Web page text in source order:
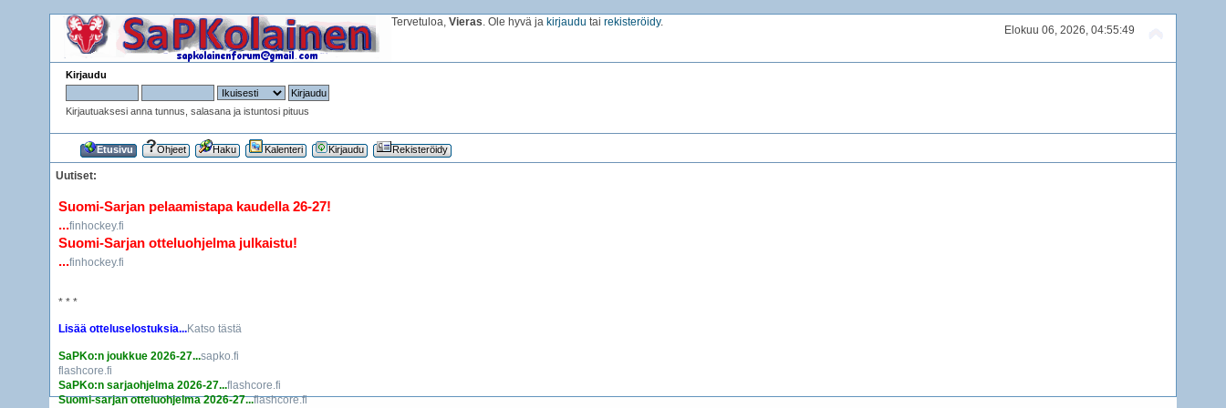
Elokuu 06, 2026, 04:55:49
Tervetuloa, Vieras. Ole hyvä ja kirjaudu tai rekisteröidy.
Kirjaudu
Kirjautuaksesi anna tunnus, salasana ja istuntosi pituus
Etusivu Ohjeet Haku Kalenteri Kirjaudu Rekisteröidy
Uutiset:
Suomi-Sarjan pelaamistapa kaudella 26-27!
...finhockey.fi
Suomi-Sarjan otteluohjelma julkaistu!
...finhockey.fi
* * *
Lisää otteluselostuksia...Katso tästä
SaPKo:n joukkue 2026-27...sapko.fi
flashcore.fi
SaPKo:n sarjaohjelma 2026-27...flashcore.fi
Suomi-sarjan otteluohjelma 2026-27...flashcore.fi